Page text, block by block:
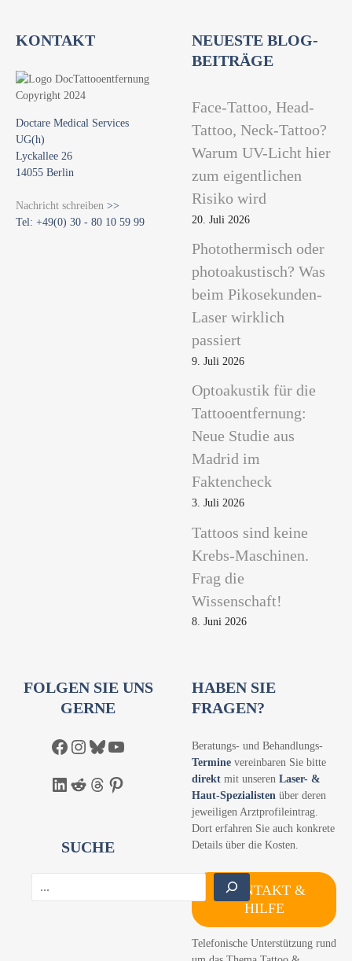
KONTAKT
Doctare Medical Services
UG(h)
Lyckallee 26
14055 Berlin
Nachricht schreiben >>
Tel: +49(0) 30 - 80 10 59 99
NEUESTE BLOG-
BEITRÄGE
Face-Tattoo, Head-
Tattoo, Neck-Tattoo?
Warum UV-Licht hier
zum eigentlichen
Risiko wird
20. Juli 2026
Photothermisch oder
photoakustisch? Was
beim Pikosekunden-
Laser wirklich
passiert
9. Juli 2026
Optoakustik für die
Tattooentfernung:
Neue Studie aus
Madrid im
Faktencheck
3. Juli 2026
Tattoos sind keine
Krebs-Maschinen.
Frag die
Wissenschaft!
8. Juni 2026
FOLGEN SIE UNS
GERNE
Facebook Instagram Bluesky YouTube
LinkedIn Reddit Threads Pinterest
SUCHE
HABEN SIE
FRAGEN?
Beratungs- und Behandlungs-
Termine vereinbaren Sie bitte
direkt mit unseren Laser- &
Haut-Spezialisten über deren
jeweiligen Arztprofileintrag.
Dort erfahren Sie auch konkrete
Details über die Kosten.
KONTAKT &
HILFE
Telefonische Unterstützung rund